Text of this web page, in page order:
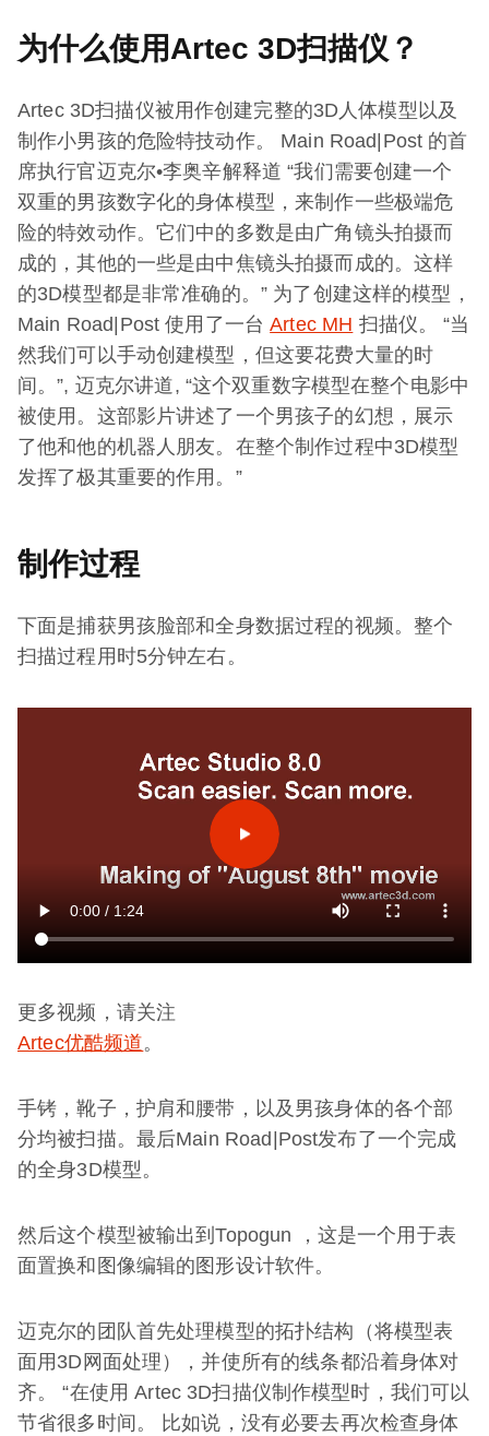
为什么使用Artec 3D扫描仪？
Artec 3D扫描仪被用作创建完整的3D人体模型以及
制作小男孩的危险特技动作。 Main Road|Post 的首
席执行官迈克尔•李奥辛解释道 “我们需要创建一个
双重的男孩数字化的身体模型，来制作一些极端危
险的特效动作。它们中的多数是由广角镜头拍摄而
成的，其他的一些是由中焦镜头拍摄而成的。这样
的3D模型都是非常准确的。” 为了创建这样的模型，
Main Road|Post 使用了一台Artec MH 扫描仪。 “当
然我们可以手动创建模型，但这要花费大量的时
间。”, 迈克尔讲道, “这个双重数字模型在整个电影中
被使用。这部影片讲述了一个男孩子的幻想，展示
了他和他的机器人朋友。在整个制作过程中3D模型
发挥了极其重要的作用。”
制作过程
下面是捕获男孩脸部和全身数据过程的视频。整个
扫描过程用时5分钟左右。
更多视频，请关注
Artec优酷频道。
手铐，靴子，护肩和腰带，以及男孩身体的各个部
分均被扫描。最后Main Road|Post发布了一个完成
的全身3D模型。
然后这个模型被输出到Topogun ，这是一个用于表
面置换和图像编辑的图形设计软件。
迈克尔的团队首先处理模型的拓扑结构（将模型表
面用3D网面处理），并使所有的线条都沿着身体对
齐。 “在使用 Artec 3D扫描仪制作模型时，我们可以
节省很多时间。 比如说，没有必要去再次检查身体